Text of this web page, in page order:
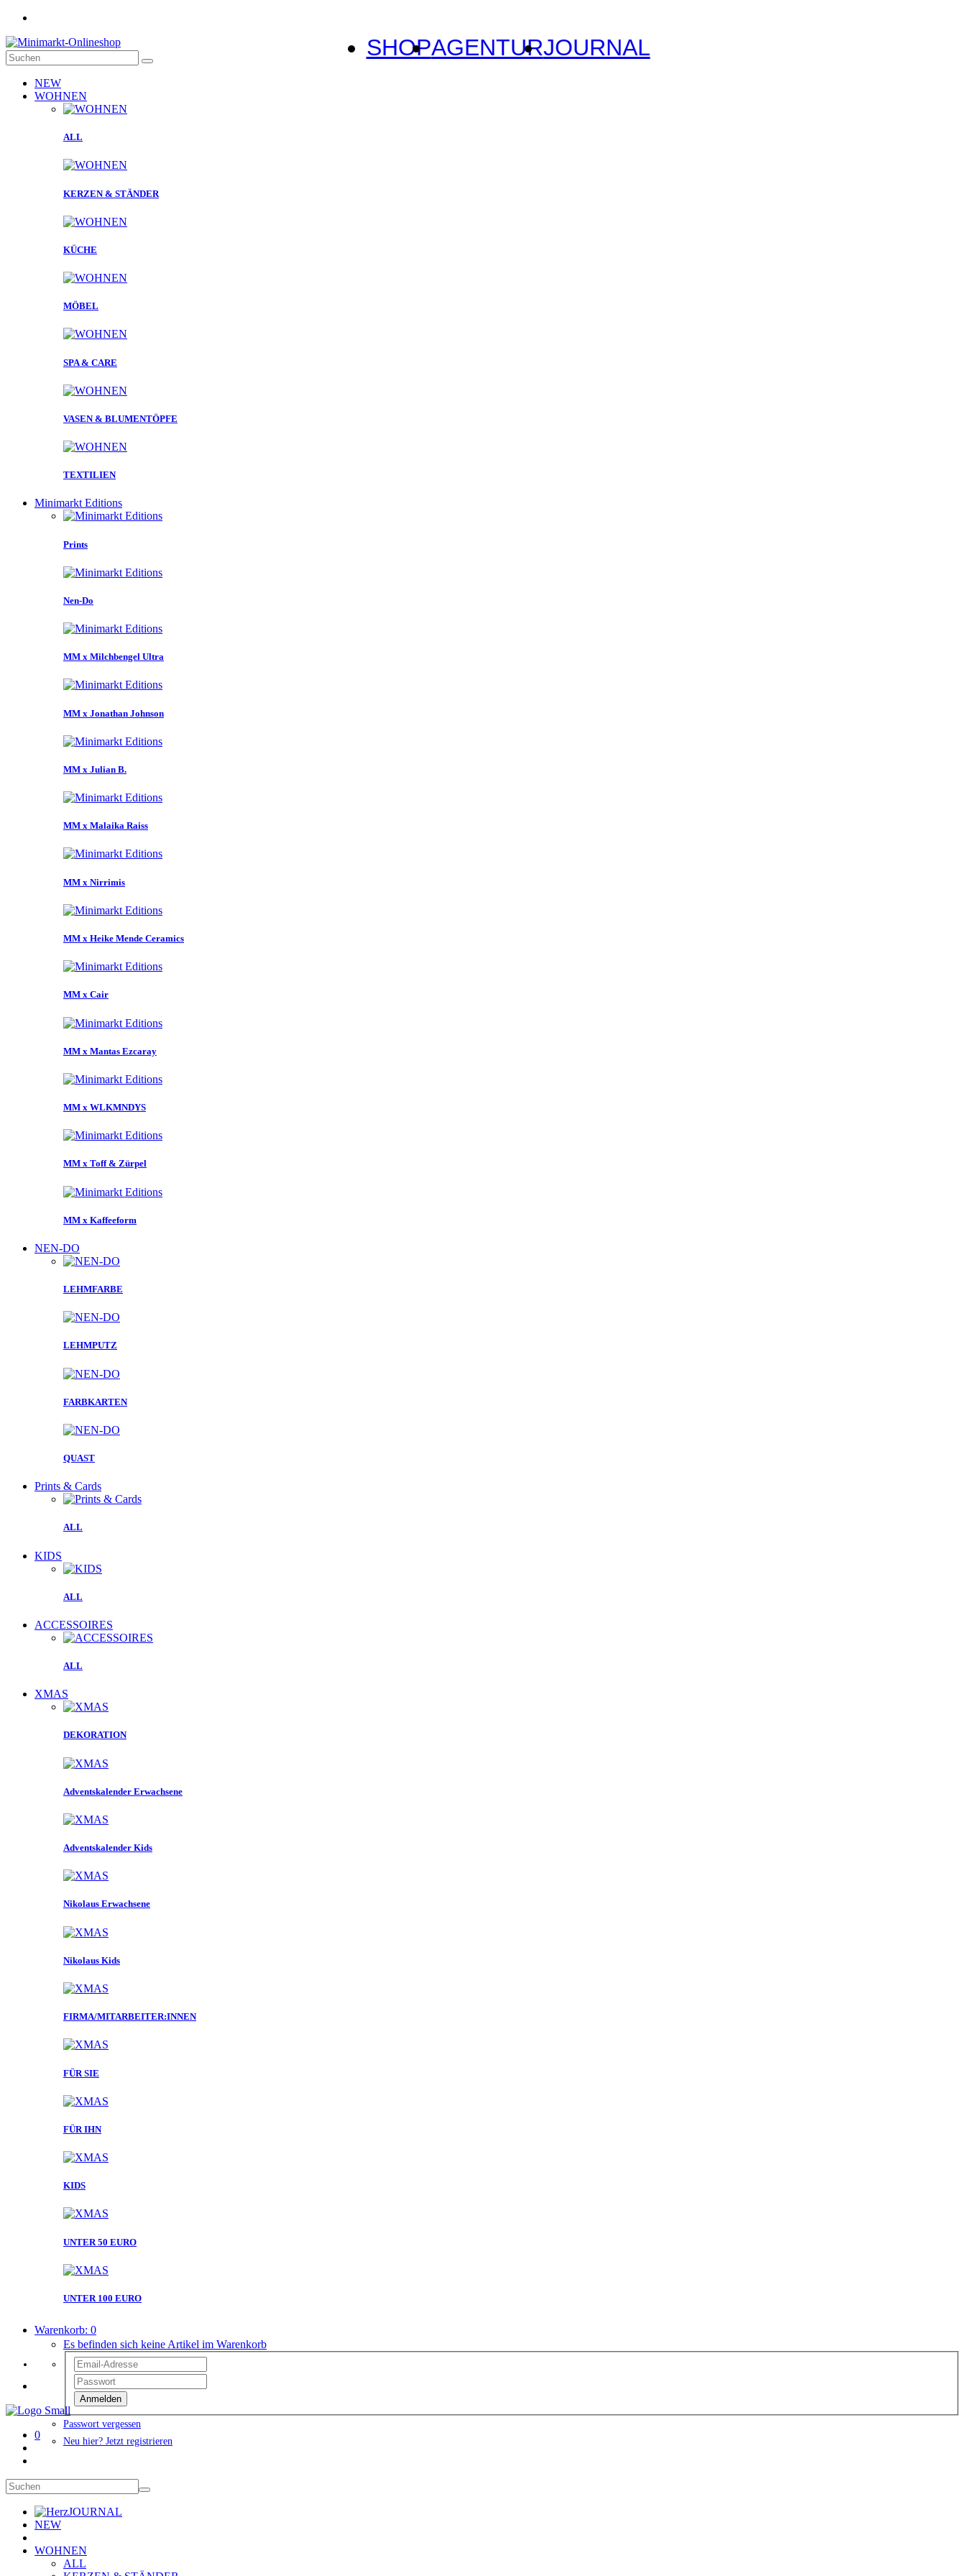
SHOPAGENTURJOURNAL
NEW
WOHNEN
ALL
KERZEN & STÄNDER
KÜCHE
MÖBEL
SPA & CARE
VASEN & BLUMENTÖPFE
TEXTILIEN
Minimarkt Editions
Prints
Nen-Do
MM x Milchbengel Ultra
MM x Jonathan Johnson
MM x Julian B.
MM x Malaika Raiss
MM x Nirrimis
MM x Heike Mende Ceramics
MM x Cair
MM x Mantas Ezcaray
MM x WLKMNDYS
MM x Toff & Zürpel
MM x Kaffeeform
NEN-DO
LEHMFARBE
LEHMPUTZ
FARBKARTEN
QUAST
Prints & Cards
ALL
KIDS
ALL
ACCESSOIRES
ALL
XMAS
DEKORATION
Adventskalender Erwachsene
Adventskalender Kids
Nikolaus Erwachsene
Nikolaus Kids
FIRMA/MITARBEITER:INNEN
FÜR SIE
FÜR IHN
KIDS
UNTER 50 EURO
UNTER 100 EURO
Warenkorb: 0
Es befinden sich keine Artikel im Warenkorb
Anmelden
Passwort vergessen
Neu hier? Jetzt registrieren
0
JOURNAL
NEW
WOHNEN
ALL